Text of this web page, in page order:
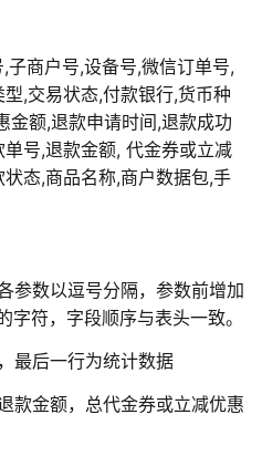
子商户号,设备号,微信订单号,
,交易状态,付款银行,货币种
金额,退款申请时间,退款成功
号,退款金额, 代金券或立减
态,商品名称,商户数据包,手
参数以逗号分隔，参数前增加
符，字段顺序与表头一致。
最后一行为统计数据
款金额，总代金券或立减优惠